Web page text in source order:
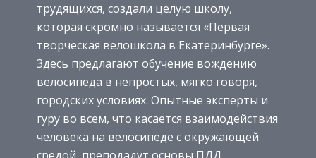
трудящихся, создали целую школу,
которая скромно называется «Первая
творческая велошкола в Екатеринбурге».
Здесь предлагают обучение вождению
велосипеда в непростых, мягко говоря,
городских условиях. Опытные эксперты и
гуру во всем, что касается взаимодействия
человека на велосипеде с окружающей